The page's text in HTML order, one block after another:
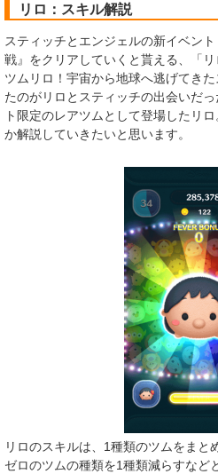
リロ：スキル解説
スティッチとエンジェルの新イベン
戦』をクリアしていくと貰える、「
ツムリロ！宇宙から地球へ逃げてき
たのがリロとスティッチの出会いだ
ト限定のレアツムとして登場したリ
か解説していきたいと思います。
リロのスキルは、1種類のツムをまと
ゼロのツムの種類を1種類減らすなど